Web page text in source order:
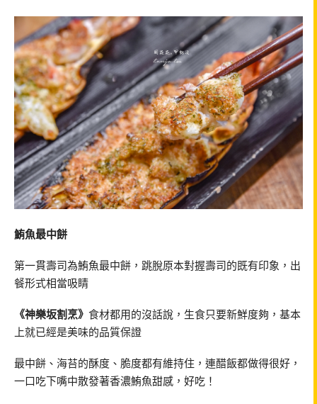
鮪魚最中餅
第一貫壽司為鮪魚最中餅，跳脫原本對握壽司的既有印象，出
餐形式相當吸睛
《神樂坂割烹》 食材都用的沒話說，生食只要新鮮度夠，基本
上就已經是美味的品質保證
最中餅、海苔的酥度、脆度都有維持住，連醋飯都做得很好，
一口吃下嘴中散發著香濃鮪魚甜感，好吃！